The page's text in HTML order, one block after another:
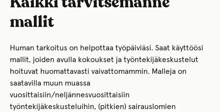
mallit
Human tarkoitus on helpottaa työpäiviäsi. Saat käyttöösi
mallit, joiden avulla kokoukset ja työntekijäkeskustelut
hoituvat huomattavasti vaivattomammin. Malleja on
saatavilla muun muassa
vuosittaisiin/neljännesvuosittaisiin
työntekijäkeskusteluihin, (pitkien) sairauslomien